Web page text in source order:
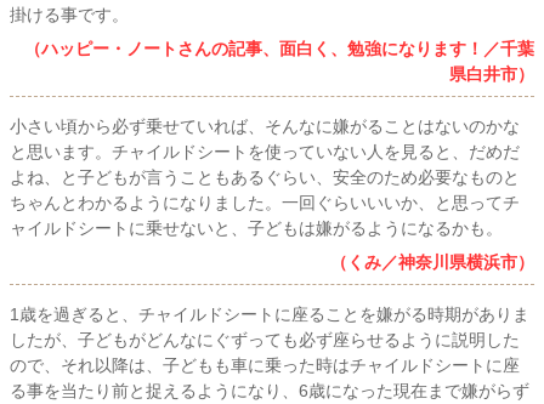
掛ける事です。
（ハッピー・ノートさんの記事、面白く、勉強になります！／千葉
県白井市）
小さい頃から必ず乗せていれば、そんなに嫌がることはないのかな
と思います。チャイルドシートを使っていない人を見ると、だめだ
よね、と子どもが言うこともあるぐらい、安全のため必要なものと
ちゃんとわかるようになりました。一回ぐらいいいか、と思ってチ
ャイルドシートに乗せないと、子どもは嫌がるようになるかも。
（くみ／神奈川県横浜市）
1歳を過ぎると、チャイルドシートに座ることを嫌がる時期がありま
したが、子どもがどんなにぐずっても必ず座らせるように説明した
ので、それ以降は、子どもも車に乗った時はチャイルドシートに座
る事を当たり前と捉えるようになり、6歳になった現在まで嫌がらず